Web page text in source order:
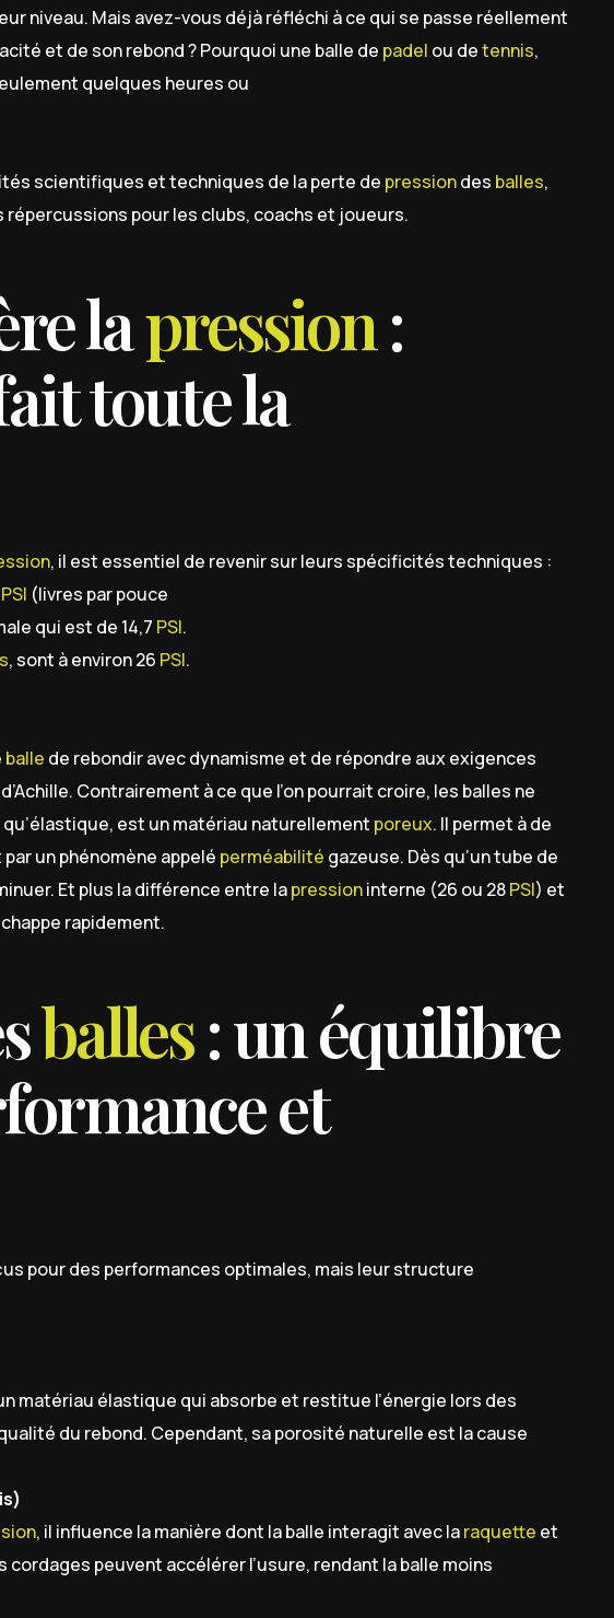
niveau. Mais avez-vous déjà réfléchi à ce qui se passe réellement
et de son rebond ? Pourquoi une balle de padel ou detennis,
quelques heures ou
scientifiques et techniques de la perte de pressiondes balles,
pour les clubs, coachs et joueurs.
lapression :
toute la
, il est essentiel de revenir sur leurs spécificités techniques :
PSI (livres par pouce
qui est de 14,7 PSI.
, sont à environ 26 PSI.
balle de rebondir avec dynamisme et de répondre aux exigences
Contrairement à ce que l’on pourrait croire, les balles ne
est un matériau naturellement poreux. Il permet à de
un phénomène appelé perméabilité gazeuse. Dès qu’un tube de
Et plus la différence entre lapressioninterne (26 ou 28PSI) et
rapidement.
balles: un équilibre
et
pour des performances optimales, mais leur structure
matériau élastique qui absorbe et restitue l’énergie lors des
du rebond. Cependant, sa porosité naturelle est la cause
, il influence la manière dont la balle interagit avec laraquette et
peuvent accélérer l’usure, rendant la balle moins